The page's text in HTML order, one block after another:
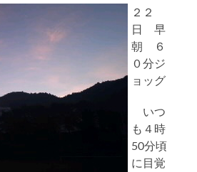
２２
日 早
朝 ６
０分ジ
ョッグ
いつ
も４時
50分頃
に目覚